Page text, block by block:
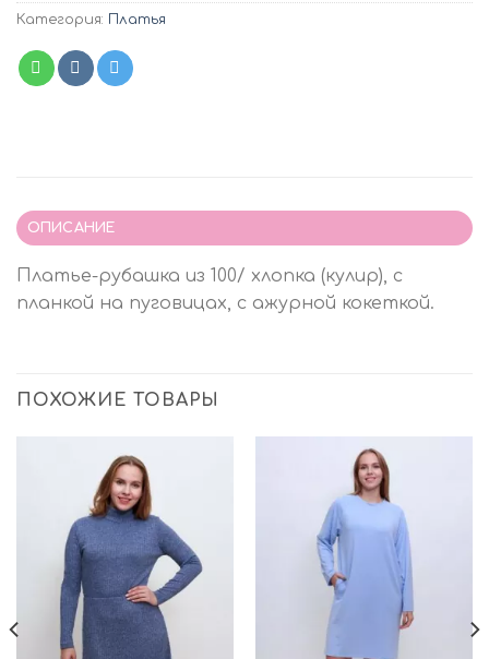
Категория: Платья
ОПИСАНИЕ
Платье-рубашка из 100/ хлопка (кулир), с
планкой на пуговицах, с ажурной кокеткой.
ПОХОЖИЕ ТОВАРЫ